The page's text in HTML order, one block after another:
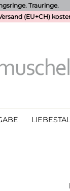
Trauringe.
(EU+CH)